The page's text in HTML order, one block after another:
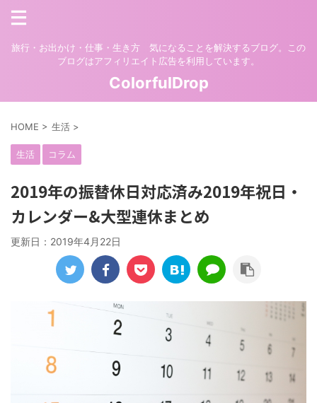
旅行・お出かけ・仕事・生き方 気になることを解決するブログ。この
ブログはアフィリエイト広告を利用しています。
ColorfulDrop
HOME > 生活 >
生活 コラム
2019年の振替休日対応済み2019年祝日・
カレンダー&大型連休まとめ
更新日： 2019年4月22日